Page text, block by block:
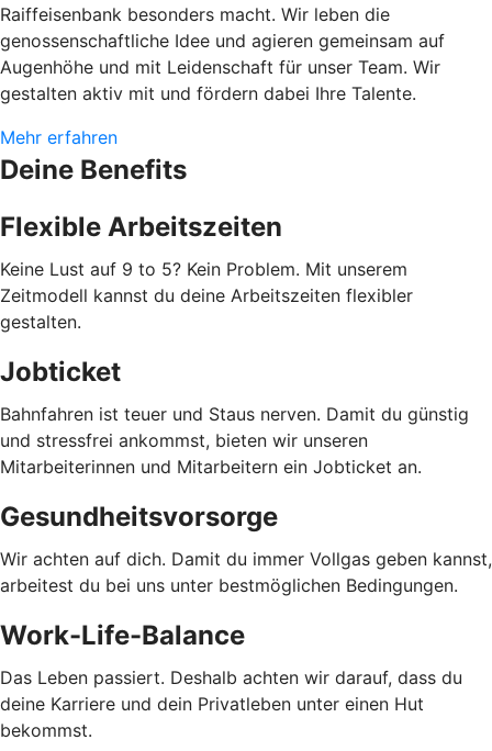
Raiffeisenbank besonders macht. Wir leben die
genossenschaftliche Idee und agieren gemeinsam auf
Augenhöhe und mit Leidenschaft für unser Team. Wir
gestalten aktiv mit und fördern dabei Ihre Talente.
Mehr erfahren
Deine Benefits
Flexible Arbeitszeiten
Keine Lust auf 9 to 5? Kein Problem. Mit unserem
Zeitmodell kannst du deine Arbeitszeiten flexibler
gestalten.
Jobticket
Bahnfahren ist teuer und Staus nerven. Damit du günstig
und stressfrei ankommst, bieten wir unseren
Mitarbeiterinnen und Mitarbeitern ein Jobticket an.
Gesundheitsvorsorge
Wir achten auf dich. Damit du immer Vollgas geben kannst,
arbeitest du bei uns unter bestmöglichen Bedingungen.
Work-Life-Balance
Das Leben passiert. Deshalb achten wir darauf, dass du
deine Karriere und dein Privatleben unter einen Hut
bekommst.